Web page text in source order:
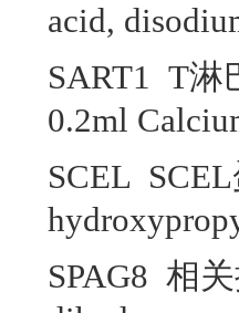
acid,
SART1 T
0.2ml
SCEL
SPAG8 相